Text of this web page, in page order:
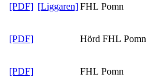
[PDF] [Liggaren]FHL Pomn
[PDF] Hörd FHL Pomn
[PDF] FHL Pomn